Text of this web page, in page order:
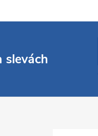
slevách